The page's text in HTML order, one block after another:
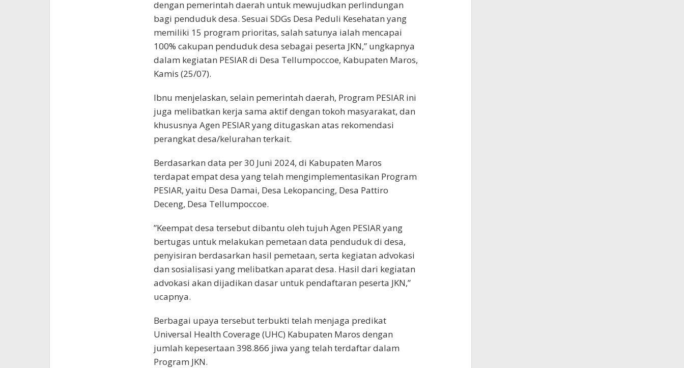
dengan pemerintah daerah untuk mewujudkan perlindungan
bagi penduduk desa. Sesuai SDGs Desa Peduli Kesehatan yang
memiliki 15 program prioritas, salah satunya ialah mencapai
100% cakupan penduduk desa sebagai peserta JKN,” ungkapnya
dalam kegiatan PESIAR di Desa Tellumpoccoe, Kabupaten Maros,
Kamis (25/07).
Ibnu menjelaskan, selain pemerintah daerah, Program PESIAR ini
juga melibatkan kerja sama aktif dengan tokoh masyarakat, dan
khususnya Agen PESIAR yang ditugaskan atas rekomendasi
perangkat desa/kelurahan terkait.
Berdasarkan data per 30 Juni 2024, di Kabupaten Maros
terdapat empat desa yang telah mengimplementasikan Program
PESIAR, yaitu Desa Damai, Desa Lekopancing, Desa Pattiro
Deceng, Desa Tellumpoccoe.
”Keempat desa tersebut dibantu oleh tujuh Agen PESIAR yang
bertugas untuk melakukan pemetaan data penduduk di desa,
penyisiran berdasarkan hasil pemetaan, serta kegiatan advokasi
dan sosialisasi yang melibatkan aparat desa. Hasil dari kegiatan
advokasi akan dijadikan dasar untuk pendaftaran peserta JKN,”
ucapnya.
Berbagai upaya tersebut terbukti telah menjaga predikat
Universal Health Coverage (UHC) Kabupaten Maros dengan
jumlah kepesertaan 398.866 jiwa yang telah terdaftar dalam
Program JKN.